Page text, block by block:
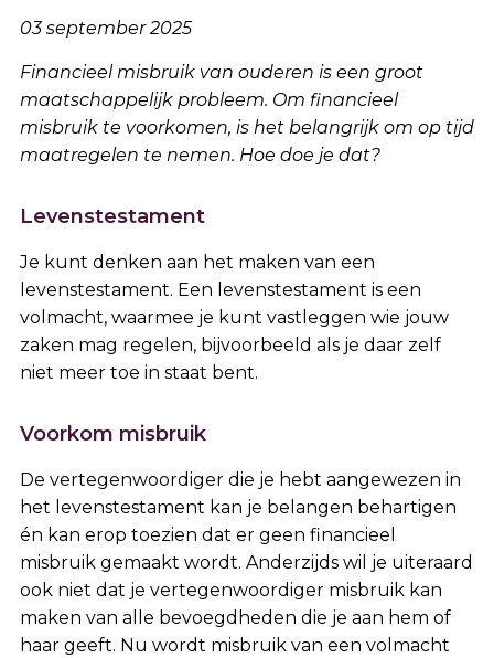
03 september 2025
Financieel misbruik van ouderen is een groot
maatschappelijk probleem. Om financieel
misbruik te voorkomen, is het belangrijk om op tijd
maatregelen te nemen. Hoe doe je dat?
Levenstestament
Je kunt denken aan het maken van een
levenstestament. Een levenstestament is een
volmacht, waarmee je kunt vastleggen wie jouw
zaken mag regelen, bijvoorbeeld als je daar zelf
niet meer toe in staat bent.
Voorkom misbruik
De vertegenwoordiger die je hebt aangewezen in
het levenstestament kan je belangen behartigen
én kan erop toezien dat er geen financieel
misbruik gemaakt wordt. Anderzijds wil je uiteraard
ook niet dat je vertegenwoordiger misbruik kan
maken van alle bevoegdheden die je aan hem of
haar geeft. Nu wordt misbruik van een volmacht